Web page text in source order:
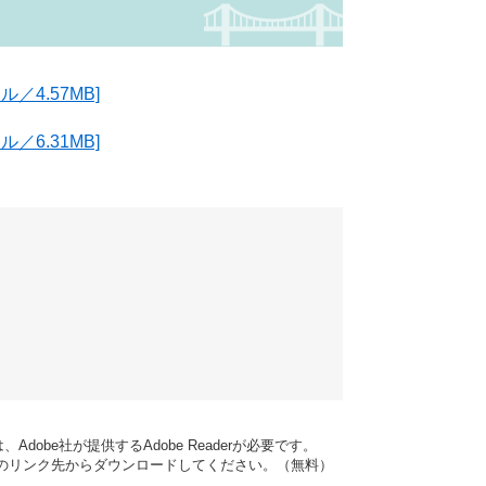
／4.57MB]
／6.31MB]
Adobe社が提供するAdobe Readerが必要です。
ンク先からダウンロードしてください。（無料）